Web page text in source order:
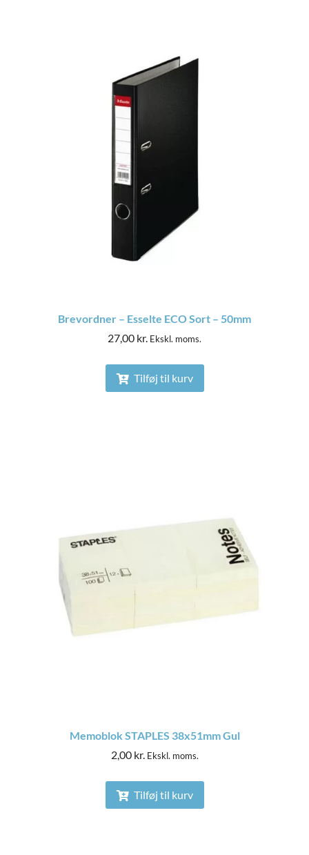
Brevordner – Esselte ECO Sort – 50mm
27,00 kr. Ekskl. moms.
Tilføj til kurv
Memoblok STAPLES 38x51mm Gul
2,00 kr. Ekskl. moms.
Tilføj til kurv